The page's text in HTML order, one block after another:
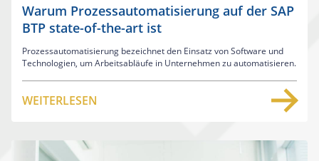
Warum Prozessautomatisierung auf der SAP
BTP state-of-the-art ist
Prozessautomatisierung bezeichnet den Einsatz von Software und
Technologien, um Arbeitsabläufe in Unternehmen zu automatisieren.
WEITERLESEN